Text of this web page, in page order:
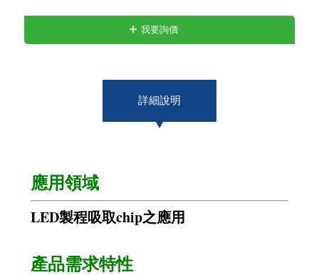
我要詢價
詳細說明
應用領域
LED製程吸取chip之應用
產品需求特性